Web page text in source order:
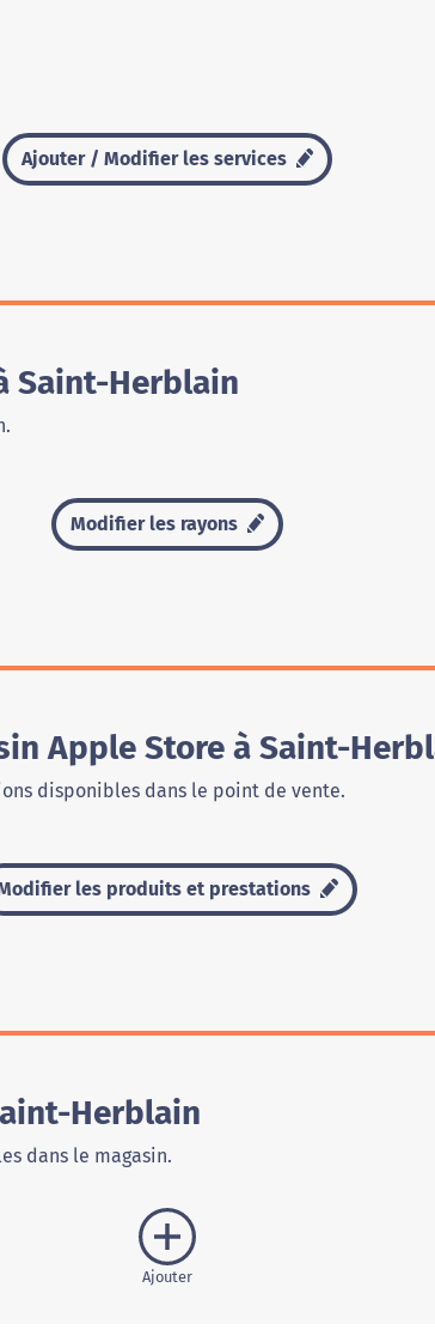
Ajouter / Modifier les services
Saint-Herblain
Modifier les rayons
Apple Store à Saint-
disponibles dans le point de vente.
les produits et prestations
Herblain
dans le magasin.
Ajouter